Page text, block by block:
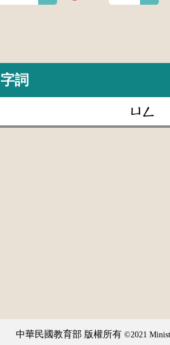
字詞
ㄩㄥ
中華民國教育部 版權所有 ©2021